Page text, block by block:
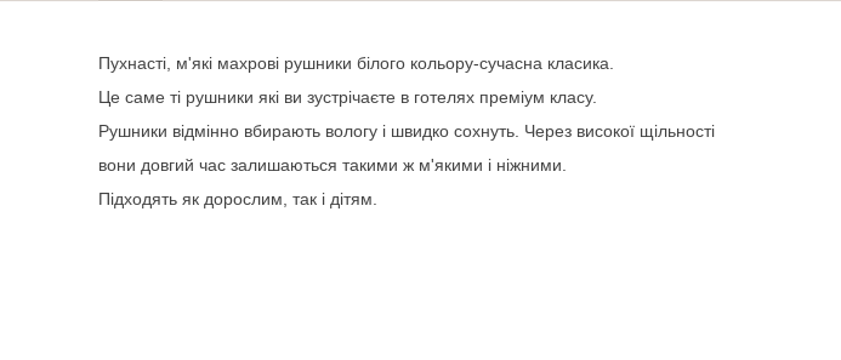
Пухнасті, м'які махрові рушники білого кольору-сучасна класика.
Це саме ті рушники які ви зустрічаєте в готелях преміум класу.
Рушники відмінно вбирають вологу і швидко сохнуть. Через високої щільності
вони довгий час залишаються такими ж м'якими і ніжними.
Підходять як дорослим, так і дітям.